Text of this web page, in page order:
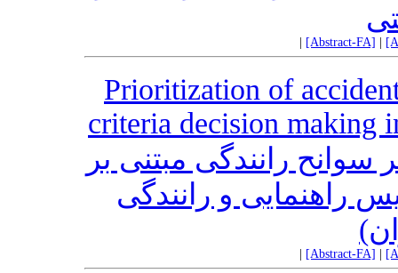
[Abstract-FA]
Prioritization of
criteria decision making
رانندگی مبتنی بر
راهنمایی و رانندگی
[Abstract-FA]